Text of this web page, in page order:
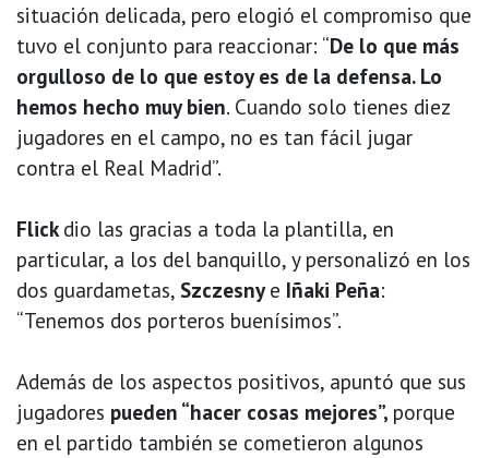
situación delicada, pero elogió el compromiso que
tuvo el conjunto para reaccionar: “De lo que más
orgulloso de lo que estoy es de la defensa. Lo
hemos hecho muy bien. Cuando solo tienes diez
jugadores en el campo, no es tan fácil jugar
contra el Real Madrid”.
Flickdio las gracias a toda la plantilla, en
particular, a los del banquillo, y personalizó en los
dos guardametas, Szczesnye Iñaki Peña:
“Tenemos dos porteros buenísimos”.
Además de los aspectos positivos, apuntó que sus
jugadores pueden “hacer cosas mejores”, porque
en el partido también se cometieron algunos